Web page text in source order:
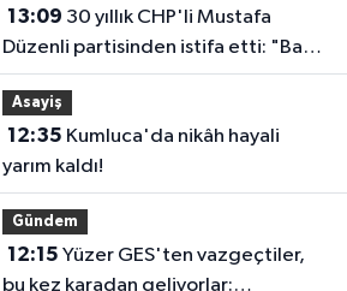
13:09
Düzenli partisinden istifa etti: "Bazı
vedalar vicdandan doğar"
Asayiş
12:35
yarım kaldı!
Gündem
12:15
bu kez karadan geliyorlar: